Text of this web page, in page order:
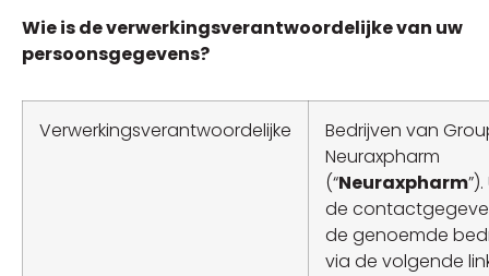
Wie is de verwerkingsverantwoordelijke van uw
persoonsgegevens?
Verwerkingsverantwoordelijke
Bedrijven van
Neuraxpharm
(“Neuraxpharm
de
de genoemde
via de volgende